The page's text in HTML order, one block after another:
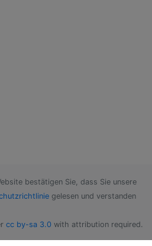
bestätigen Sie, dass Sie unsere
gelesen und verstanden
cc by-sa 3.0 with attribution required.